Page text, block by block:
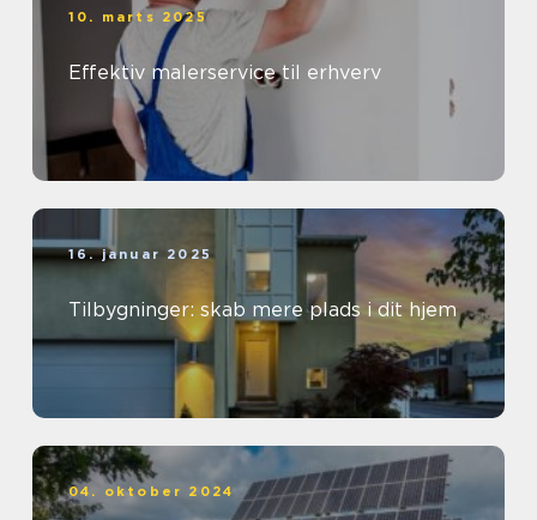
10. marts 2025
Effektiv malerservice til erhverv
16. januar 2025
Tilbygninger: skab mere plads i dit hjem
04. oktober 2024